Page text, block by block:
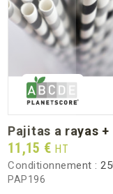
pajitas a rayas
Prix
11,15 € HT
Conditionnement :
PAP196